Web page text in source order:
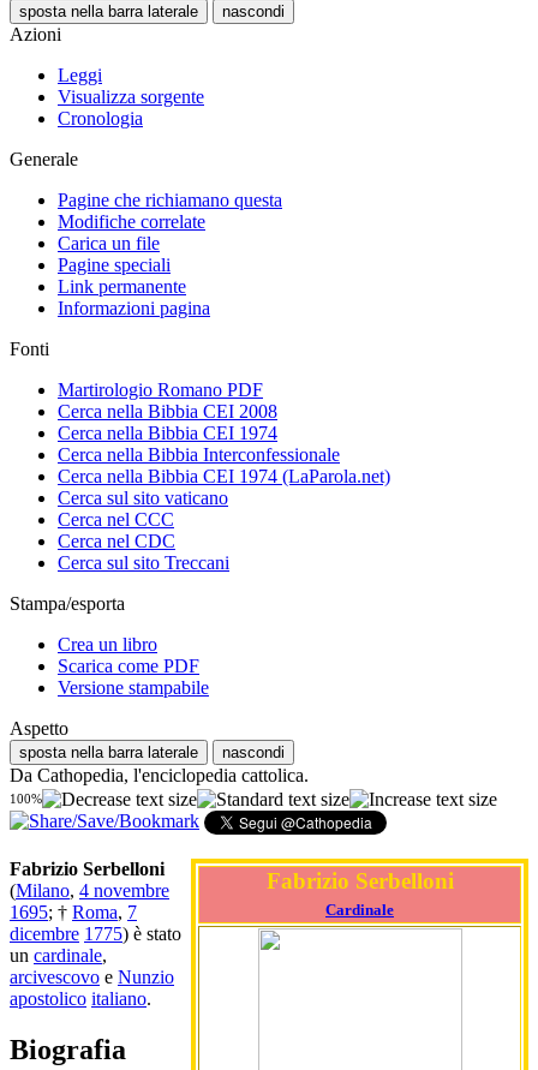
sposta nella barra laterale nascondi
Azioni
Leggi
Visualizza sorgente
Cronologia
Generale
Pagine che richiamano questa
Modifiche correlate
Carica un file
Pagine speciali
Link permanente
Informazioni pagina
Fonti
Martirologio Romano PDF
Cerca nella Bibbia CEI 2008
Cerca nella Bibbia CEI 1974
Cerca nella Bibbia Interconfessionale
Cerca nella Bibbia CEI 1974 (LaParola.net)
Cerca sul sito vaticano
Cerca nel CCC
Cerca nel CDC
Cerca sul sito Treccani
Stampa/esporta
Crea un libro
Scarica come PDF
Versione stampabile
Aspetto
sposta nella barra laterale nascondi
Da Cathopedia, l'enciclopedia cattolica.
100%
Fabrizio Serbelloni
Cardinale
Fabrizio Serbelloni
(Milano, 4 novembre
1695; † Roma, 7
dicembre 1775) è stato
un cardinale,
arcivescovo e Nunzio
apostolico italiano.
Biografia